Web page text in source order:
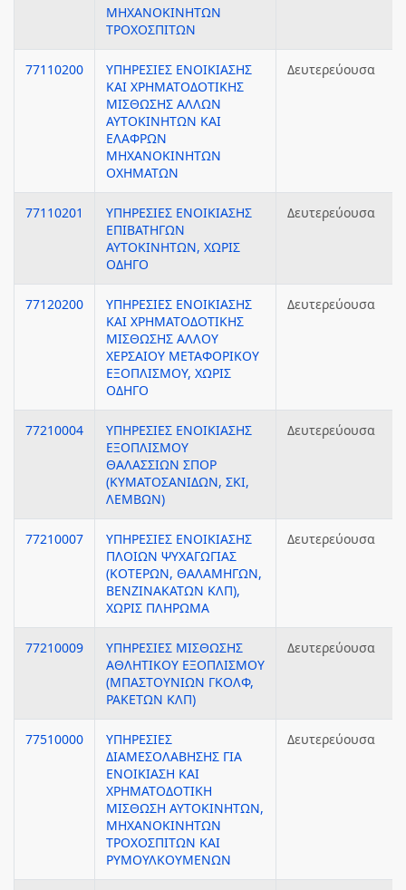
ΜΗΧΑΝΟΚΙΝΗΤΩΝ
ΤΡΟΧΟΣΠΙΤΩΝ
77110200
ΥΠΗΡΕΣΙΕΣ ΕΝΟΙΚΙΑΣΗΣ
ΚΑΙ ΧΡΗΜΑΤΟΔΟΤΙΚΗΣ
ΜΙΣΘΩΣΗΣ ΑΛΛΩΝ
ΑΥΤΟΚΙΝΗΤΩΝ ΚΑΙ
ΕΛΑΦΡΩΝ
ΜΗΧΑΝΟΚΙΝΗΤΩΝ
ΟΧΗΜΑΤΩΝ
Δευτερεύουσα
77110201
ΥΠΗΡΕΣΙΕΣ ΕΝΟΙΚΙΑΣΗΣ
ΕΠΙΒΑΤΗΓΩΝ
ΑΥΤΟΚΙΝΗΤΩΝ, ΧΩΡΙΣ
ΟΔΗΓΟ
Δευτερεύουσα
77120200
ΥΠΗΡΕΣΙΕΣ ΕΝΟΙΚΙΑΣΗΣ
ΚΑΙ ΧΡΗΜΑΤΟΔΟΤΙΚΗΣ
ΜΙΣΘΩΣΗΣ ΑΛΛΟΥ
ΧΕΡΣΑΙΟΥ ΜΕΤΑΦΟΡΙΚΟΥ
ΕΞΟΠΛΙΣΜΟΥ, ΧΩΡΙΣ
ΟΔΗΓΟ
Δευτερεύουσα
77210004
ΥΠΗΡΕΣΙΕΣ ΕΝΟΙΚΙΑΣΗΣ
ΕΞΟΠΛΙΣΜΟΥ
ΘΑΛΑΣΣΙΩΝ ΣΠΟΡ
(ΚΥΜΑΤΟΣΑΝΙΔΩΝ, ΣΚΙ,
ΛΕΜΒΩΝ)
Δευτερεύουσα
77210007
ΥΠΗΡΕΣΙΕΣ ΕΝΟΙΚΙΑΣΗΣ
ΠΛΟΙΩΝ ΨΥΧΑΓΩΓΙΑΣ
(ΚΟΤΕΡΩΝ, ΘΑΛΑΜΗΓΩΝ,
ΒΕΝΖΙΝΑΚΑΤΩΝ ΚΛΠ),
ΧΩΡΙΣ ΠΛΗΡΩΜΑ
Δευτερεύουσα
77210009
ΥΠΗΡΕΣΙΕΣ ΜΙΣΘΩΣΗΣ
ΑΘΛΗΤΙΚΟΥ ΕΞΟΠΛΙΣΜΟΥ
(ΜΠΑΣΤΟΥΝΙΩΝ ΓΚΟΛΦ,
ΡΑΚΕΤΩΝ ΚΛΠ)
Δευτερεύουσα
77510000
ΥΠΗΡΕΣΙΕΣ
ΔΙΑΜΕΣΟΛΑΒΗΣΗΣ ΓΙΑ
ΕΝΟΙΚΙΑΣΗ ΚΑΙ
ΧΡΗΜΑΤΟΔΟΤΙΚΗ
ΜΙΣΘΩΣΗ ΑΥΤΟΚΙΝΗΤΩΝ,
ΜΗΧΑΝΟΚΙΝΗΤΩΝ
ΤΡΟΧΟΣΠΙΤΩΝ ΚΑΙ
ΡΥΜΟΥΛΚΟΥΜΕΝΩΝ
Δευτερεύουσα